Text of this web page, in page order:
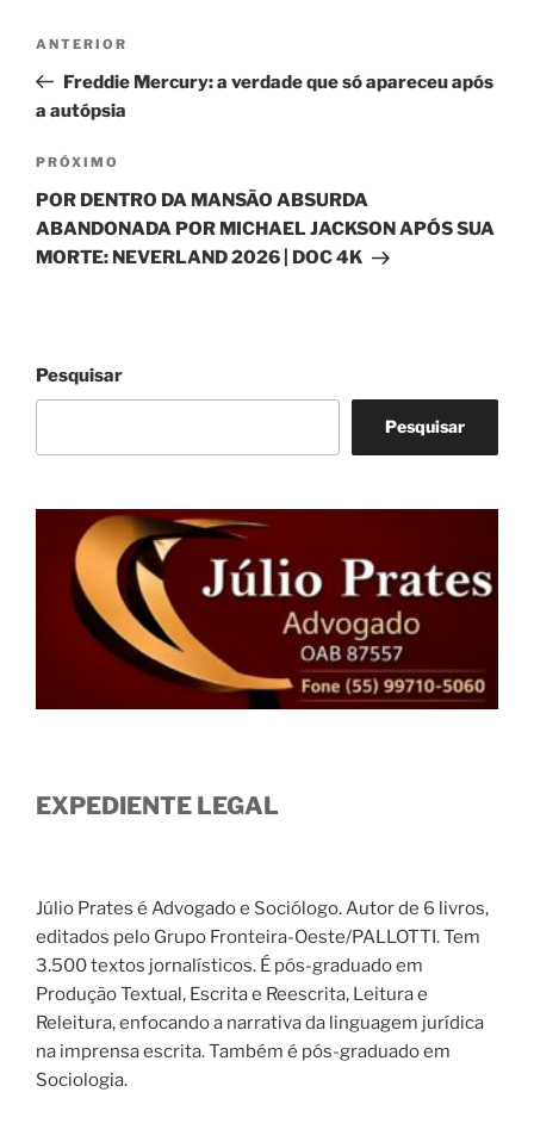
Post
Post
anterior
ANTERIOR
Freddie Mercury: a verdade que só apareceu após
a autópsia
Próximo
post
PRÓXIMO
POR DENTRO DA MANSÃO ABSURDA
ABANDONADA POR MICHAEL JACKSON APÓS SUA
MORTE: NEVERLAND 2026 | DOC 4K
Pesquisar
Pesquisar
EXPEDIENTE LEGAL
Júlio Prates é Advogado e Sociólogo. Autor de 6 livros,
editados pelo Grupo Fronteira-Oeste/PALLOTTI. Tem
3.500 textos jornalísticos. É pós-graduado em
Produção Textual, Escrita e Reescrita, Leitura e
Releitura, enfocando a narrativa da linguagem jurídica
na imprensa escrita. Também é pós-graduado em
Sociologia.